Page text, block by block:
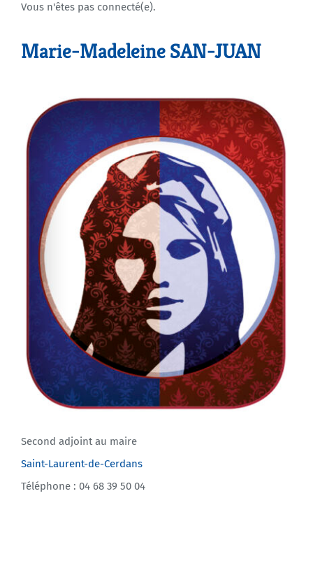
Agenda
Vous n'êtes pas connecté(e).
Marie-Madeleine SAN-JUAN
Second adjoint au maire
Saint-Laurent-de-Cerdans
Téléphone : 04 68 39 50 04